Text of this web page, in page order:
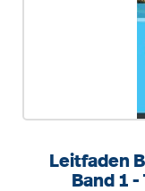
Leitfaden
Band 1